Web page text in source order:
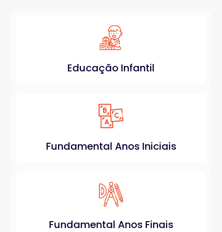
Educação Infantil
Fundamental Anos Iniciais
Fundamental Anos Finais